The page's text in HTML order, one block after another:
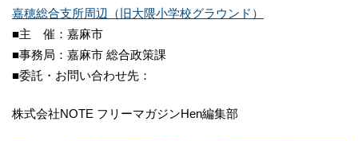
嘉穂総合支所周辺（旧大隈小学校グラウンド）
■主 催：嘉麻市
■事務局：嘉麻市 総合政策課
■委託・お問い合わせ先：
株式会社NOTE フリーマガジンHen編集部